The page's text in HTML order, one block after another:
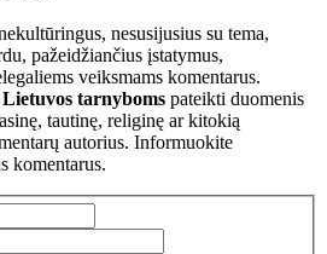
nesusijusius su tema,
pažeidžiančius įstatymus,
veiksmams komentarus.
tarnyboms pateikti duomenis
tautinę, religinę ar kitokią
autorius. Informuokite
komentarus.